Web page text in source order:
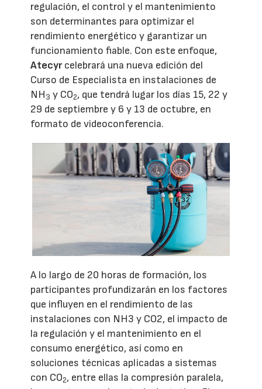
regulación, el control y el mantenimiento
son determinantes para optimizar el
rendimiento energético y garantizar un
funcionamiento fiable. Con este enfoque,
Atecyrcelebrará una nueva edición del
Curso de Especialista en instalaciones de
NH3 y CO2, que tendrá lugar los días 15, 22 y
29 de septiembre y 6 y 13 de octubre, en
formato de videoconferencia.
A lo largo de 20 horas de formación, los
participantes profundizarán en los factores
que influyen en el rendimiento de las
instalaciones con NH3 y CO2, el impacto de
la regulación y el mantenimiento en el
consumo energético, así como en
soluciones técnicas aplicadas a sistemas
con CO2, entre ellas la compresión paralela,